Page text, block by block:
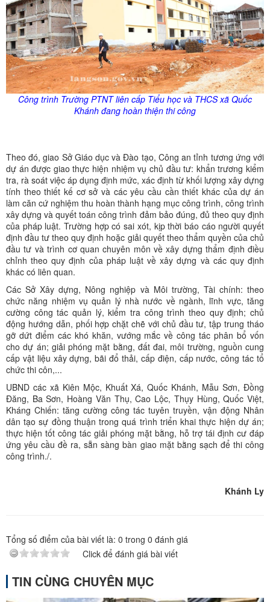
Công trình Trường PTNT liên cấp Tiểu học và THCS xã Quốc
Khánh đang hoàn thiện thi công
Theo đó, giao Sở Giáo dục và Đào tạo, Công an tỉnh tương ứng với
dự án được giao thực hiện nhiệm vụ chủ đầu tư: khẩn trương kiểm
tra, rà soát việc áp dụng định mức, xác định từ khối lượng xây dựng
tính theo thiết kế cơ sở và các yêu cầu cần thiết khác của dự án
làm căn cứ nghiệm thu hoàn thành hạng mục công trình, công trình
xây dựng và quyết toán công trình đảm bảo đúng, đủ theo quy định
của pháp luật. Trường hợp có sai xót, kịp thời báo cáo người quyết
định đầu tư theo quy định hoặc giải quyết theo thẩm quyền của chủ
đầu tư và trình cơ quan chuyên môn về xây dựng thẩm định điều
chỉnh theo quy định của pháp luật về xây dựng và các quy định
khác có liên quan.
Các Sở Xây dựng, Nông nghiệp và Môi trường, Tài chính: theo
chức năng nhiệm vụ quản lý nhà nước về ngành, lĩnh vực, tăng
cường công tác quản lý, kiểm tra công trình theo quy định; chủ
động hướng dẫn, phối hợp chặt chẽ với chủ đầu tư, tập trung tháo
gỡ dứt điểm các khó khăn, vướng mắc về công tác phân bổ vốn
cho dự án; giải phóng mặt bằng, đất đai, môi trường, nguồn cung
cấp vật liệu xây dựng, bãi đổ thải, cấp điện, cấp nước, công tác tổ
chức thi côn,...
UBND các xã Kiên Mộc, Khuất Xá, Quốc Khánh, Mẫu Sơn, Đồng
Đăng, Ba Sơn, Hoàng Văn Thụ, Cao Lộc, Thụy Hùng, Quốc Việt,
Kháng Chiến: tăng cường công tác tuyên truyền, vận động Nhân
dân tạo sự đồng thuận trong quá trình triển khai thực hiện dự án;
thực hiện tốt công tác giải phóng mặt bằng, hỗ trợ tái định cư đáp
ứng yêu cầu đề ra, sẵn sàng bàn giao mặt bằng sạch để thi công
công trình./.
Khánh Ly
Tổng số điểm của bài viết là: 0 trong 0 đánh giá
Click để đánh giá bài viết
TIN CÙNG CHUYÊN MỤC